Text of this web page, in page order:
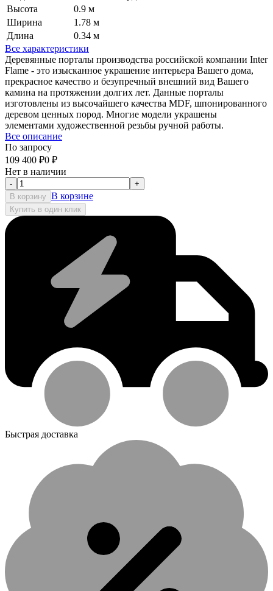
Высота
0.9 м
Ширина
1.78 м
Длина
0.34 м
Все характеристики
Деревянные порталы производства российской компании Inter
Flame - это изысканное украшение интерьера Вашего дома,
прекрасное качество и безупречный внешний вид Вашего
камина на протяжении долгих лет. Данные порталы
изготовлены из высочайшего качества MDF, шпонированного
деревом ценных пород. Многие модели украшены
элементами художественной резьбы ручной работы.
Все описание
По запросу
109 400 ₽0 ₽
Нет в наличии
-
+
В корзину В корзине
Купить в один клик
Быстрая доставка